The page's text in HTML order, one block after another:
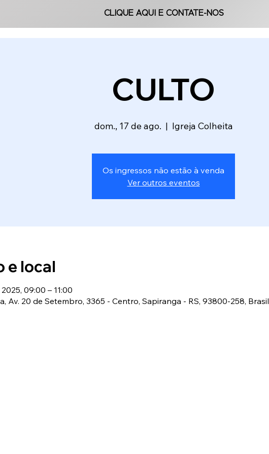
CLIQUE AQUI E CONTATE-NOS
CLIQUE AQUI E CONTATE-NOS
CULTO
dom., 17 de ago.
  |
Igreja Colheita
Os ingressos não estão à venda
Ver outros eventos
e local
09:00 – 11:00
Av. 20 de Setembro, 3365 - Centro, Sapiranga - RS, 93800-258, Brasil